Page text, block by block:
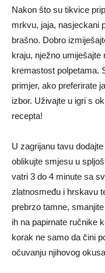
Nakon što su tikvice
mrkvu, jaja, nasjeckani
brašno. Dobro
kraju, nježno umiješajte
kremastost polpetama.
primjer, ako preferirate
izbor. Uživajte u igri s
recepta!
U zagrijanu tavu
oblikujte smjesu u
vatri 3 do 4 minute sa
zlatnosmeđu i hrskavu
prebrzo tamne,
ih na papirnate ručnike
korak ne samo da čini
očuvanju njihovog